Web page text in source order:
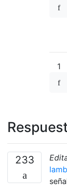
1
233